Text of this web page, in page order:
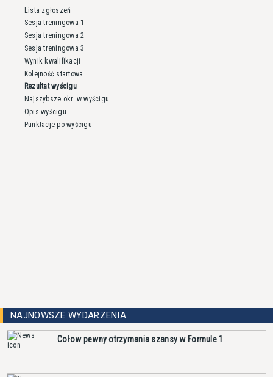
Lista zgłoszeń
Sesja treningowa 1
Sesja treningowa 2
Sesja treningowa 3
Wynik kwalifikacji
Kolejność startowa
Rezultat wyścigu
Najszybsze okr. w wyścigu
Opis wyścigu
Punktacje po wyścigu
NAJNOWSZE WYDARZENIA
Cołow pewny otrzymania szansy w Formule 1